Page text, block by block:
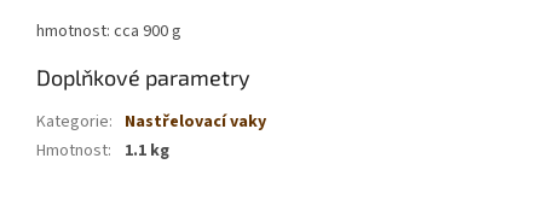
hmotnost: cca 900 g
Doplňkové parametry
Kategorie: Nastřelovací vaky
Hmotnost: 1.1 kg